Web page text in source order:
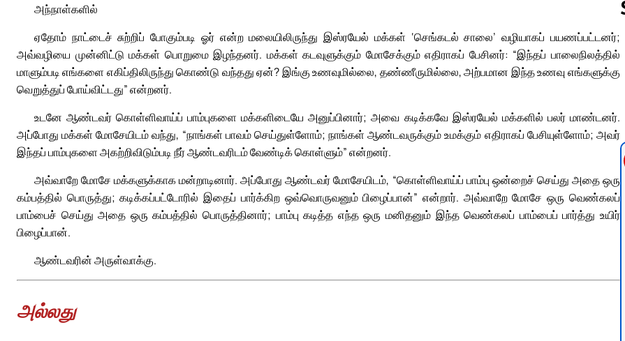
அந்நாள்களில்
ஏதோம் நாட்டைச் சுற்றிப் போகும்படி ஓர் என்ற மலையிலிருந்து இஸ்ரயேல் மக்கள் ‘செங்கடல் சாலை’ வழியாகப் பயணப்பட்டனர்;
அவ்வழியை முன்னிட்டு மக்கள் பொறுமை இழந்தனர். மக்கள் கடவுளுக்கும் மோசேக்கும் எதிராகப் பேசினர்: “இந்தப் பாலைநிலத்தில்
மாளும்படி எங்களை எகிப்திலிருந்து கொண்டு வந்தது ஏன்? இங்கு உணவுமில்லை, தண்ணீருமில்லை, அற்பமான இந்த உணவு எங்களுக்கு
வெறுத்துப் போய்விட்டது” என்றனர்.
உடனே ஆண்டவர் கொள்ளிவாய்ப் பாம்புகளை மக்களிடையே அனுப்பினார்; அவை கடிக்கவே இஸ்ரயேல் மக்களில் பலர் மாண்டனர்.
அப்போது மக்கள் மோசேயிடம் வந்து, “நாங்கள் பாவம் செய்துள்ளோம்; நாங்கள் ஆண்டவருக்கும் உமக்கும் எதிராகப் பேசியுள்ளோம்; அவர்
இந்தப் பாம்புகளை அகற்றிவிடும்படி நீர் ஆண்டவரிடம் வேண்டிக் கொள்ளும்” என்றனர்.
அவ்வாறே மோசே மக்களுக்காக மன்றாடினார். அப்போது ஆண்டவர் மோசேயிடம், “கொள்ளிவாய்ப் பாம்பு ஒன்றைச் செய்து அதை ஒரு
கம்பத்தில் பொருத்து; கடிக்கப்பட்டோரில் இதைப் பார்க்கிற ஒவ்வொருவனும் பிழைப்பான்” என்றார். அவ்வாறே மோசே ஒரு வெண்கலப்
பாம்பைச் செய்து அதை ஒரு கம்பத்தில் பொருத்தினார்; பாம்பு கடித்த எந்த ஒரு மனிதனும் இந்த வெண்கலப் பாம்பைப் பார்த்து உயிர்
பிழைப்பான்.
ஆண்டவரின் அருள்வாக்கு.
அல்லது
Follow us on Facebook